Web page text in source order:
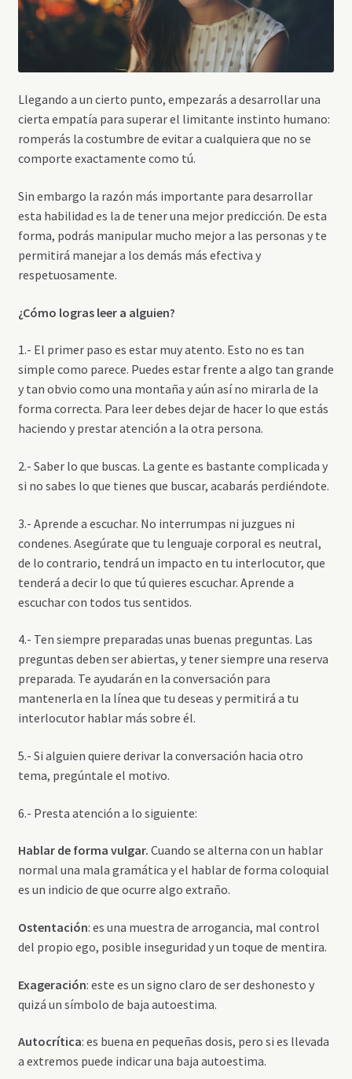
Llegando a un cierto punto, empezarás a desarrollar una
cierta empatía para superar el limitante instinto humano:
romperás la costumbre de evitar a cualquiera que no se
comporte exactamente como tú.
Sin embargo la razón más importante para desarrollar
esta habilidad es la de tener una mejor predicción. De esta
forma, podrás manipular mucho mejor a las personas y te
permitirá manejar a los demás más efectiva y
respetuosamente.
¿Cómo logras leer a alguien?
1.- El primer paso es estar muy atento. Esto no es tan
simple como parece. Puedes estar frente a algo tan grande
y tan obvio como una montaña y aún así no mirarla de la
forma correcta. Para leer debes dejar de hacer lo que estás
haciendo y prestar atención a la otra persona.
2.- Saber lo que buscas. La gente es bastante complicada y
si no sabes lo que tienes que buscar, acabarás perdiéndote.
3.- Aprende a escuchar. No interrumpas ni juzgues ni
condenes. Asegúrate que tu lenguaje corporal es neutral,
de lo contrario, tendrá un impacto en tu interlocutor, que
tenderá a decir lo que tú quieres escuchar. Aprende a
escuchar con todos tus sentidos.
4.- Ten siempre preparadas unas buenas preguntas. Las
preguntas deben ser abiertas, y tener siempre una reserva
preparada. Te ayudarán en la conversación para
mantenerla en la línea que tu deseas y permitirá a tu
interlocutor hablar más sobre él.
5.- Si alguien quiere derivar la conversación hacia otro
tema, pregúntale el motivo.
6.- Presta atención a lo siguiente:
Hablar de forma vulgar. Cuando se alterna con un hablar
normal una mala gramática y el hablar de forma coloquial
es un indicio de que ocurre algo extraño.
Ostentación: es una muestra de arrogancia, mal control
del propio ego, posible inseguridad y un toque de mentira.
Exageración: este es un signo claro de ser deshonesto y
quizá un símbolo de baja autoestima.
Autocrítica: es buena en pequeñas dosis, pero si es llevada
a extremos puede indicar una baja autoestima.